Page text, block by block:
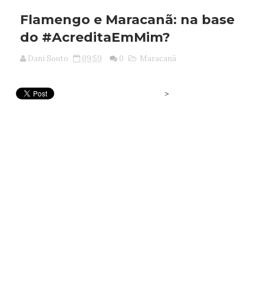
Flamengo e Maracanã: na base
do #AcreditaEmMim?
Dani Souto 09:59 0 Maracanã
>